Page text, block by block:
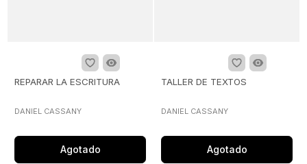
REPARAR LA ESCRITURA
DANIEL CASSANY
Agotado
TALLER DE TEXTOS
DANIEL CASSANY
Agotado